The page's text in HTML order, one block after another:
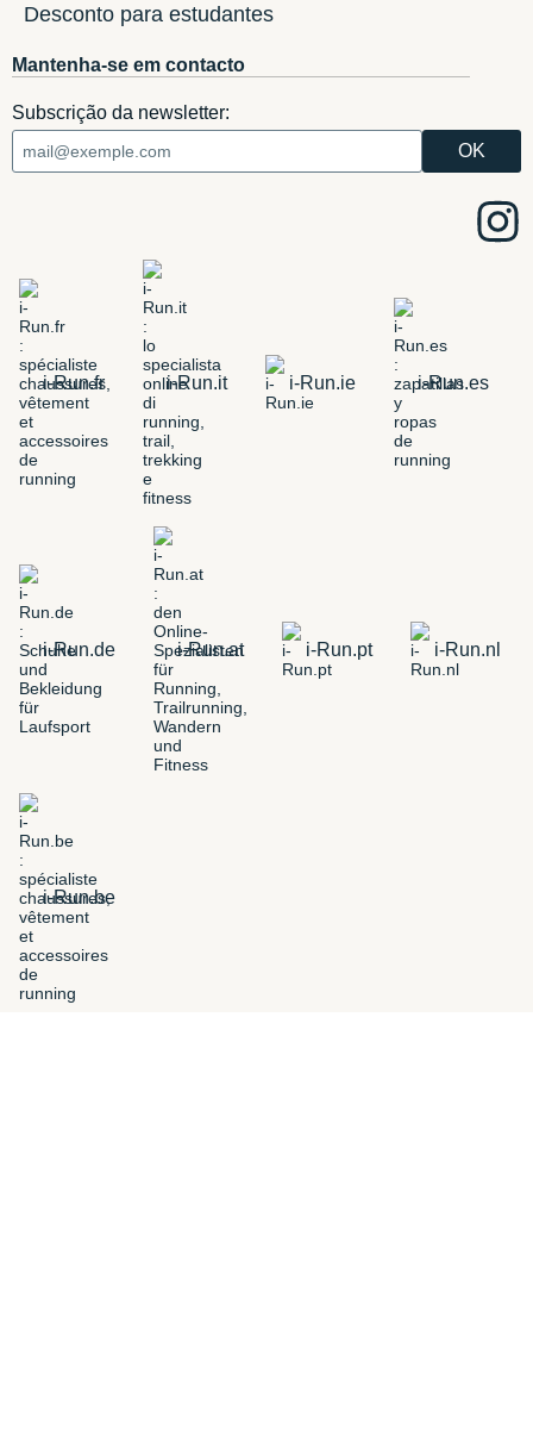
Desconto para estudantes
Mantenha-se em contacto
Subscrição da newsletter:
i-Run.fr i-Run.it i-Run.ie i-Run.es
i-Run.de i-Run.at i-Run.pt i-Run.nl
i-Run.be